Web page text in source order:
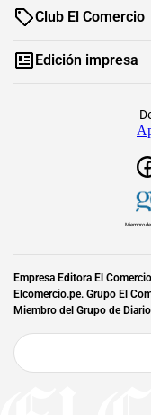
Club El Comercio
Edición impresa
Miembro
Empresa Editora El
Elcomercio.pe. Grupo El
Miembro del Grupo de